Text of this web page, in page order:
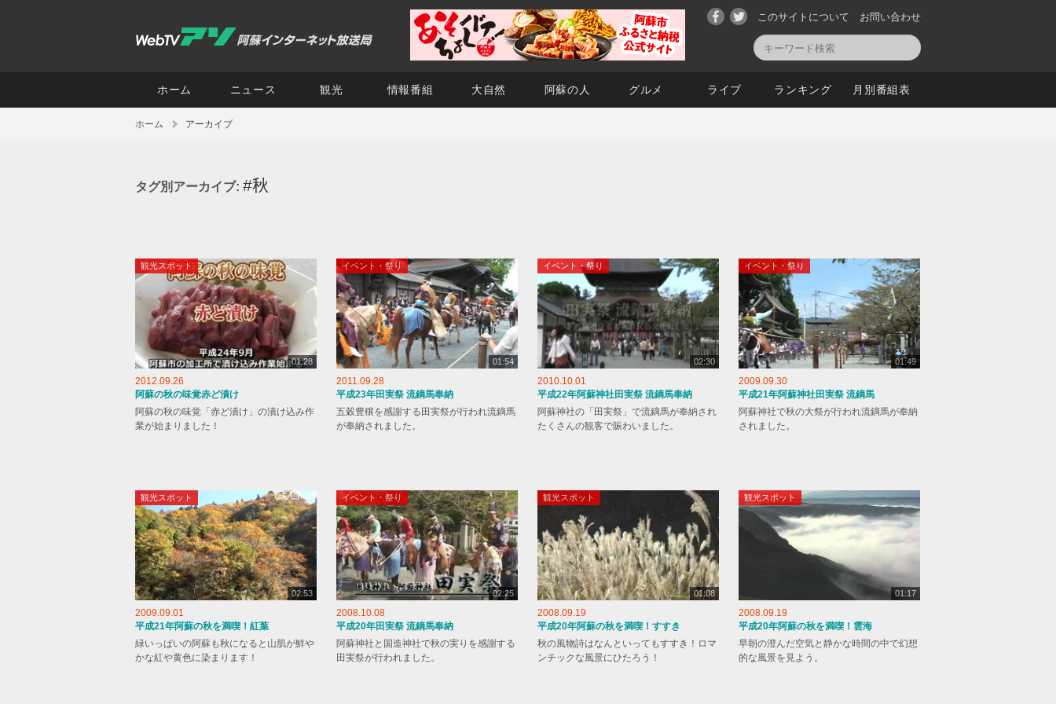
お問い合わせ
このサイトについて
ホーム ニュース 観光 情報番組 大自然 阿蘇の人 グルメ ライブ ランキング 月別番組表
ホーム アーカイブ
タグ別アーカイブ: #秋
観光スポット
01:28
2012.09.26
阿蘇の秋の味覚赤ど漬け
阿蘇の秋の味覚「赤ど漬け」の漬け込み作
業が始まりました！
イベント・祭り
01:54
2011.09.28
平成23年田実祭 流鏑馬奉納
五穀豊穣を感謝する田実祭が行われ流鏑馬
が奉納されました。
イベント・祭り
02:30
2010.10.01
平成22年阿蘇神社田実祭 流鏑馬奉納
阿蘇神社の「田実祭」で流鏑馬が奉納され
たくさんの観客で賑わいました。
イベント・祭り
01:49
2009.09.30
平成21年阿蘇神社田実祭 流鏑馬
阿蘇神社で秋の大祭が行われ流鏑馬が奉納
されました。
観光スポット
02:53
2009.09.01
平成21年阿蘇の秋を満喫！紅葉
緑いっぱいの阿蘇も秋になると山肌が鮮や
かな紅や黄色に染まります！
イベント・祭り
02:25
2008.10.08
平成20年田実祭 流鏑馬奉納
阿蘇神社と国造神社で秋の実りを感謝する
田実祭が行われました。
観光スポット
01:08
2008.09.19
平成20年阿蘇の秋を満喫！すすき
秋の風物詩はなんといってもすすき！ロマ
ンチックな風景にひたろう！
観光スポット
01:17
2008.09.19
平成20年阿蘇の秋を満喫！雲海
早朝の澄んだ空気と静かな時間の中で幻想
的な風景を見よう。